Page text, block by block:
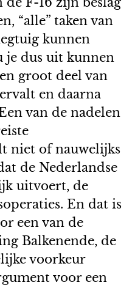
“alle” taken van
kunnen
je dus uit kunnen
groot deel van
en daarna
van de nadelen
niet of nauwelijks
de Nederlandse
uitvoert, de
En dat is
een van de
Balkenende, de
voorkeur
voor een